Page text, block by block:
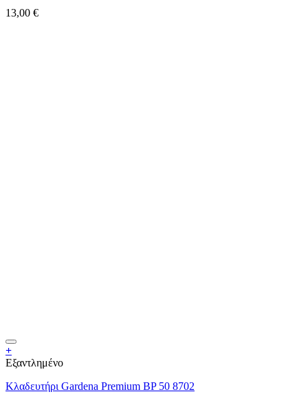
13,00 €
+
Εξαντλημένο
Κλαδευτήρι Gardena Premium BP 50 8702